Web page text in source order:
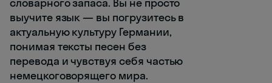
выучите язык — вы погрузитесь в
актуальную культуру Германии,
понимая тексты песен без
перевода и чувствуя себя частью
немецкоговорящего мира.